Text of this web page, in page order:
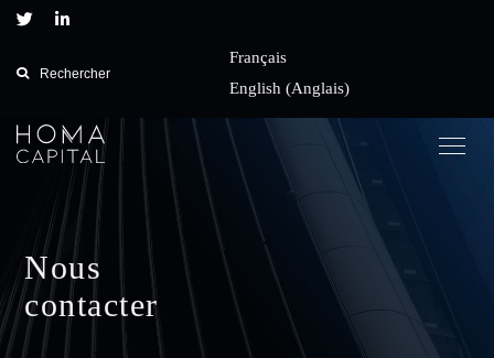
Rechercher
Français
English (Anglais)
Nous
contacter